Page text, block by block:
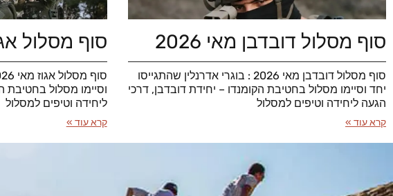
סוף מסלול דובדבן מאי 2026
סוף מסלול דובדבן מאי 2026 : בוגרי אדרנלין שהתגייסו
יחד וסיימו מסלול בחטיבת הקומנדו – יחידת דובדבן, דרכי
הגעה ליחידה וטיפים למסלול
קרא עוד »
סוף מסלול אגוז
וסיימו מסלול בחטיבת
ליחידה וטיפים למסלול
קרא עוד »